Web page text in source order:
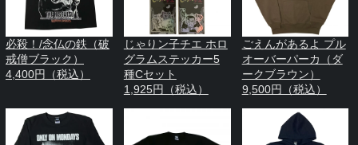
必殺！/念仏の鉄（破
戒僧ブラック）
4,400円（税込）
じゃりン子チエ ホロ
グラムステッカー5
種Cセット
1,925円（税込）
ごえんがあるよ プル
オーバーパーカ（ダ
ークブラウン）
9,500円（税込）